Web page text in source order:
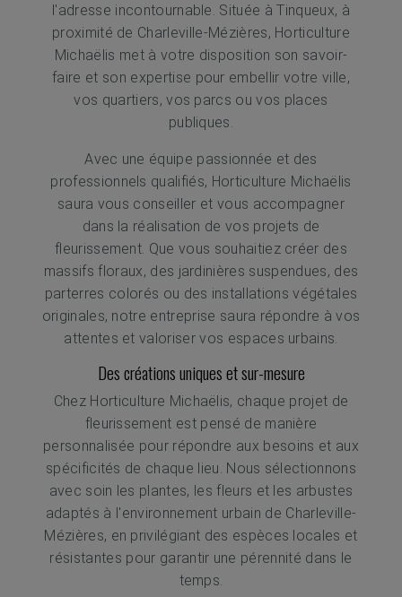
l'adresse incontournable. Située à Tinqueux, à
proximité de Charleville-Mézières, Horticulture
Michaëlis met à votre disposition son savoir-
faire et son expertise pour embellir votre ville,
vos quartiers, vos parcs ou vos places
publiques.
Avec une équipe passionnée et des
professionnels qualifiés, Horticulture Michaëlis
saura vous conseiller et vous accompagner
dans la réalisation de vos projets de
fleurissement. Que vous souhaitiez créer des
massifs floraux, des jardinières suspendues, des
parterres colorés ou des installations végétales
originales, notre entreprise saura répondre à vos
attentes et valoriser vos espaces urbains.
Des créations uniques et sur-mesure
Chez Horticulture Michaëlis, chaque projet de
fleurissement est pensé de manière
personnalisée pour répondre aux besoins et aux
spécificités de chaque lieu. Nous sélectionnons
avec soin les plantes, les fleurs et les arbustes
adaptés à l'environnement urbain de Charleville-
Mézières, en privilégiant des espèces locales et
résistantes pour garantir une pérennité dans le
temps.